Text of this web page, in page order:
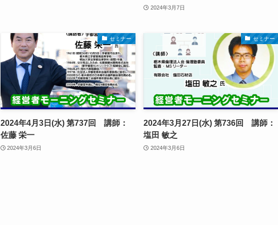
2024年3月7日
セミナー
2024年4月3日(水) 第737回 講師：
佐藤 栄一
2024年3月6日
セミナー
2024年3月27日(水) 第736回 講師：
塩田 敏之
2024年3月6日